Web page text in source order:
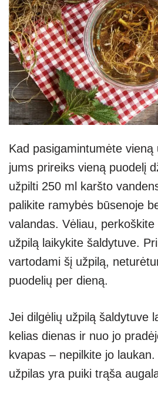
Kad pasigamintumėte vieną
jums prireiks vieną puodelį
užpilti 250 ml karšto
palikite ramybės būsenoje
valandas. Vėliau, perkoškite
užpilą laikykite šaldytuve.
vartodami šį užpilą,
puodelių per dieną.
Jei dilgėlių užpilą šaldytuve
kelias dienas ir nuo jo
kvapas – nepilkite jo
užpilas yra puiki trąša